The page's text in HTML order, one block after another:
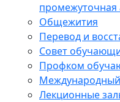
промежуточная
Общежития
Перевод и
Совет
Профком
Лекционные